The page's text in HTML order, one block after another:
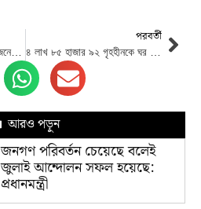
দেশে গত ২৪ ঘন্টায করোনায় ৬ জনের মৃত্যু হয়েছে
পরবর্তী
৪ লাখ ৮৫ হাজার ৯২ গৃহহীনকে ঘর দেবে সরকার
আরও পড়ুন
জনগণ পরিবর্তন চেয়েছে বলেই
জুলাই আন্দোলন সফল হয়েছে:
প্রধানমন্ত্রী